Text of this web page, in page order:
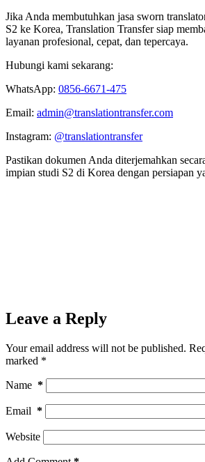
Jika Anda membutuhkan jasa sworn
S2 ke Korea, Translation Transfer siap
layanan profesional, cepat, dan tepercaya.
Hubungi kami sekarang:
WhatsApp: 0856-6671-475
Email: admin@translationtransfer.com
Instagram: @translationtransfer
Pastikan dokumen Anda diterjemahkan
impian studi S2 di Korea dengan persiapan
Leave a Reply
Your email address will not be published.
marked *
Name *
Email *
Website